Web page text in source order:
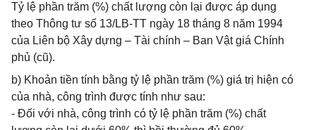
Tỷ lệ phần trăm (%) chất lượng còn lại được áp dụng
theo Thông tư số 13/LB-TT ngày 18 tháng 8 năm 1994
của Liên bộ Xây dựng – Tài chính – Ban Vật giá Chính
phủ (cũ).
b) Khoản tiền tính bằng tỷ lệ phần trăm (%) giá trị hiện có
của nhà, công trình được tính như sau:
- Đối với nhà, công trình có tỷ lệ phần trăm (%) chất